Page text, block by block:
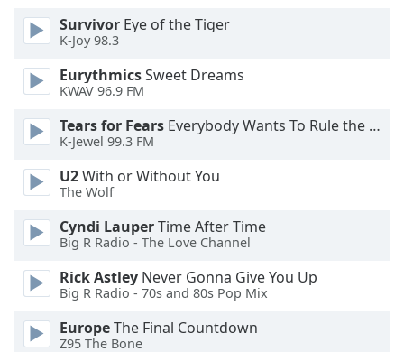
Edge
Style
Font
Family
Reset
Survivor Eye of the Tiger
K-Joy 98.3
EurythmicsSweet Dreams
KWAV 96.9 FM
Tears for Fears Everybody Wants To Rule the World
K-Jewel 99.3 FM
U2With or Without You
The Wolf
Cyndi LauperTime After Time
Big R Radio - The Love Channel
Rick Astley Never Gonna Give You Up
Big R Radio - 70s and 80s Pop Mix
EuropeThe Final Countdown
Z95 The Bone